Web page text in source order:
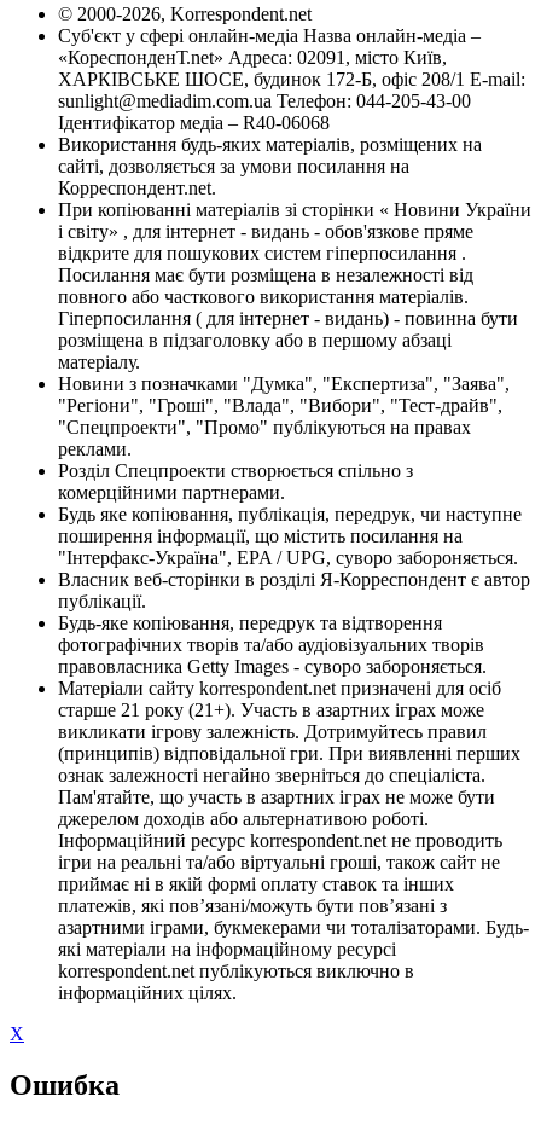
© 2000-2026, Korrespondent.net
Суб'єкт у сфері онлайн-медіа Назва онлайн-медіа –
«КореспонденТ.net» Адреса: 02091, місто Київ,
ХАРКІВСЬКЕ ШОСЕ, будинок 172-Б, офіс 208/1 E-mail:
sunlight@mediadim.com.ua Телефон: 044-205-43-00
Ідентифікатор медіа – R40-06068
Використання будь-яких матеріалів, розміщених на
сайті, дозволяється за умови посилання на
Корреспондент.net.
При копіюванні матеріалів зі сторінки « Новини України
і світу» , для інтернет - видань - обов'язкове пряме
відкрите для пошукових систем гіперпосилання .
Посилання має бути розміщена в незалежності від
повного або часткового використання матеріалів.
Гіперпосилання ( для інтернет - видань) - повинна бути
розміщена в підзаголовку або в першому абзаці
матеріалу.
Новини з позначками "Думка", "Експертиза", "Заява",
"Регіони", "Гроші", "Влада", "Вибори", "Тест-драйв",
"Спецпроекти", "Промо" публікуються на правах
реклами.
Розділ Спецпроекти створюється спільно з
комерційними партнерами.
Будь яке копіювання, публікація, передрук, чи наступне
поширення інформації, що містить посилання на
"Інтерфакс-Україна", EPA / UPG, суворо забороняється.
Власник веб-сторінки в розділі Я-Корреспондент є автор
публікації.
Будь-яке копіювання, передрук та відтворення
фотографічних творів та/або аудіовізуальних творів
правовласника Getty Images - суворо забороняється.
Матеріали сайту korrespondent.net призначені для осіб
старше 21 року (21+). Участь в азартних іграх може
викликати ігрову залежність. Дотримуйтесь правил
(принципів) відповідальної гри. При виявленні перших
ознак залежності негайно зверніться до спеціаліста.
Пам'ятайте, що участь в азартних іграх не може бути
джерелом доходів або альтернативою роботі.
Інформаційний ресурс korrespondent.net не проводить
ігри на реальні та/або віртуальні гроші, також сайт не
приймає ні в якій формі оплату ставок та інших
платежів, які пов’язані/можуть бути пов’язані з
азартними іграми, букмекерами чи тоталізаторами. Будь-
які матеріали на інформаційному ресурсі
korrespondent.net публікуються виключно в
інформаційних цілях.
X
Ошибка